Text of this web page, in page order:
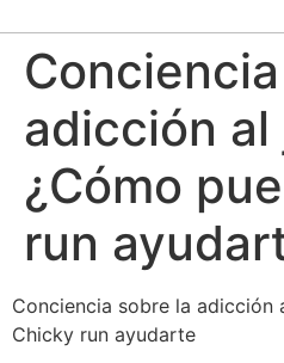
adicción al
¿Cómo
run
Conciencia sobre la adicción
Chicky run ayudarte